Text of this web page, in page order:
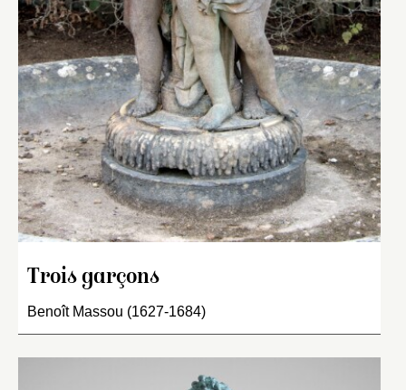
Trois garçons
Benoît Massou (1627-1684)